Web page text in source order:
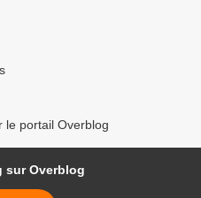
le portail Overblog
sur Overblog